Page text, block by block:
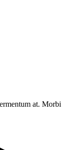
at. Morbi